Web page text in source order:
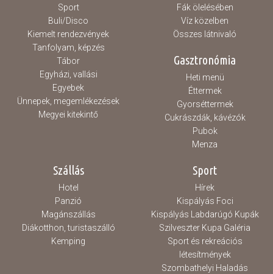
Sport
Buli/Disco
Kiemelt rendezvények
Tanfolyam, képzés
Tábor
Egyházi, vallási
Egyebek
Ünnepek, megemlékezések
Megyei kitekintő
Fák ölelésében
Víz közelben
Összes látnivaló
Gasztronómia
Heti menü
Éttermek
Gyorséttermek
Cukrászdák, kávézók
Pubok
Menza
Szállás
Hotel
Panzió
Magánszállás
Diákotthon, turistaszálló
Kemping
Sport
Hírek
Kispályás Foci
Kispályás Labdarúgó Kupák
Szilveszter Kupa Galéria
Sport és rekreációs
létesítmények
Szombathelyi Haladás